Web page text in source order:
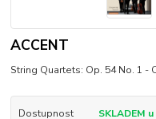
ACCENT
String Quartets: Op. 54 No. 1 -
Dostupnost SKLADEM